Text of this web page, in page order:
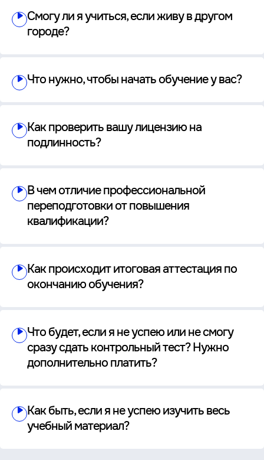
Смогу ли я учиться, если живу в другом
городе?
Что нужно, чтобы начать обучение у вас?
Как проверить вашу лицензию на
подлинность?
В чем отличие профессиональной
переподготовки от повышения
квалификации?
Как происходит итоговая аттестация по
окончанию обучения?
Что будет, если я не успею или не смогу
сразу сдать контрольный тест? Нужно
дополнительно платить?
Как быть, если я не успею изучить весь
учебный материал?